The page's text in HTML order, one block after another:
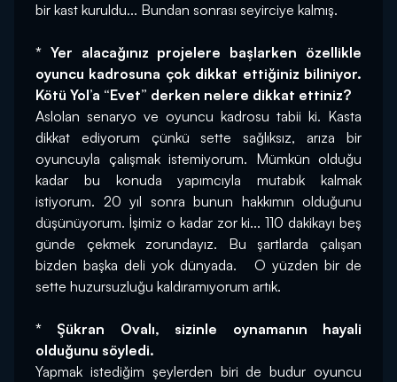
bir kast kuruldu... Bundan sonrası seyirciye kalmış.
* Yer alacağınız projelere başlarken özellikle
oyuncu kadrosuna çok dikkat ettiğiniz biliniyor.
Kötü Yol’a “Evet” derken nelere dikkat ettiniz?
Aslolan senaryo ve oyuncu kadrosu tabii ki. Kasta
dikkat ediyorum çünkü sette sağlıksız, arıza bir
oyuncuyla çalışmak istemiyorum. Mümkün olduğu
kadar bu konuda yapımcıyla mutabık kalmak
istiyorum. 20 yıl sonra bunun hakkımın olduğunu
düşünüyorum. İşimiz o kadar zor ki... 110 dakikayı beş
günde çekmek zorundayız. Bu şartlarda çalışan
bizden başka deli yok dünyada.   O yüzden bir de
sette huzursuzluğu kaldıramıyorum artık.
* Şükran Ovalı, sizinle oynamanın hayali
olduğunu söyledi.
Yapmak istediğim şeylerden biri de budur oyuncu